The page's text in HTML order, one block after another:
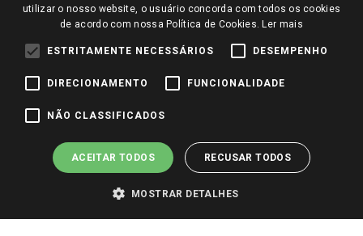
Perguntas frequentes
Identidade Visual
Redes Sociais
Pagamento e Segurança
utilizar o nosso website, o usuário concorda com todos os cookies
de acordo com nossa Política de Cookies. Ler mais
ESTRITAMENTE NECESSÁRIOS DESEMPENHO
DIRECIONAMENTO FUNCIONALIDADE
NÃO CLASSIFICADOS
ACEITAR TODOS RECUSAR TODOS
MOSTRAR DETALHES